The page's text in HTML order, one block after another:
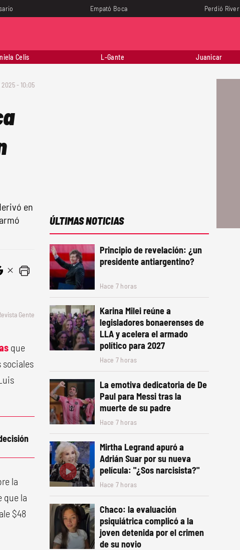
Empató Boca Perdió River
Celis L-Gante Juanicar
- 10:05
en
Gente
que
sociales
la
que la
$48
ÚLTIMAS NOTICIAS
Principio de revelación: ¿un
presidente antiargentino?
Hace 7 horas
Karina Milei reúne a
legisladores bonaerenses de
LLA y acelera el armado
político para 2027
Hace 7 horas
La emotiva dedicatoria de De
Paul para Messi tras la
muerte de su padre
Hace 7 horas
Mirtha Legrand apuró a
Adrián Suar por su nueva
película: "¿Sos narcisista?"
Hace 7 horas
Chaco: la evaluación
psiquiátrica complicó a la
joven detenida por el crimen
de su novio